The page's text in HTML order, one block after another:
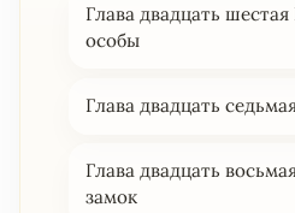
Глава двадцать
особы
Глава двадцать
Глава двадцать
замок